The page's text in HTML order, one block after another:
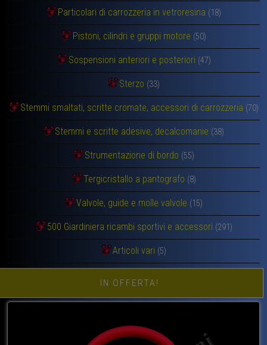
Particolari di carrozzeria in vetroresina (18)
Pistoni, cilindri e gruppi motore (50)
Sospensioni anteriori e posteriori (47)
Sterzo (33)
Stemmi smaltati, scritte cromate, accessori di carrozzeria (70)
Stemmi e scritte adesive, decalcomanie (38)
Strumentazione di bordo (55)
Tergicristallo a pantografo (8)
Valvole, guide e molle valvole (15)
500 Giardiniera ricambi sportivi e accessori (291)
Articoli vari (5)
IN OFFERTA!